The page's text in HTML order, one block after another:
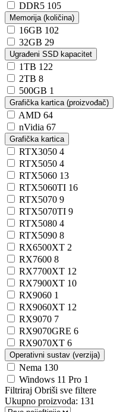
DDR5 105
Memorija (količina)
16GB 102
32GB 29
Ugrađeni SSD kapacitet
1TB 122
2TB 8
500GB 1
Grafička kartica (proizvođač)
AMD 64
nVidia 67
Grafička kartica
RTX3050 4
RTX5050 4
RTX5060 13
RTX5060TI 16
RTX5070 9
RTX5070TI 9
RTX5080 4
RTX5090 8
RX6500XT 2
RX7600 8
RX7700XT 12
RX7900XT 10
RX9060 1
RX9060XT 12
RX9070 7
RX9070GRE 6
RX9070XT 6
Operativni sustav (verzija)
Nema 130
Windows 11 Pro 1
Filtriraj Obriši sve filtere
Ukupno proizvoda: 131